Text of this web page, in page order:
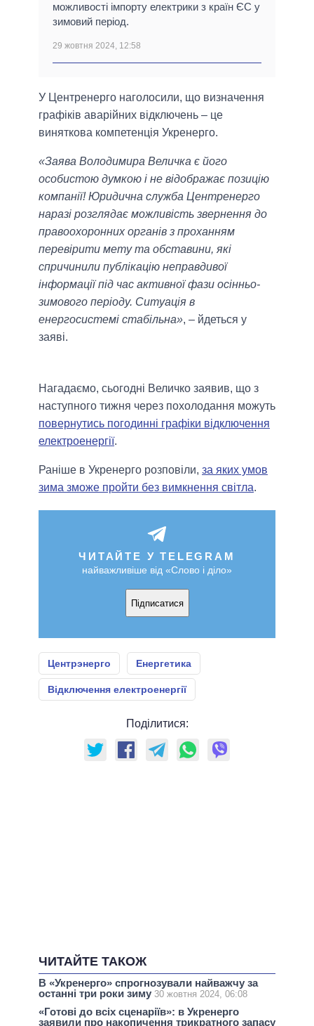
можливості імпорту електрики з країн ЄС у
зимовий період.
29 жовтня 2024, 12:58
У Центренерго наголосили, що визначення
графіків аварійних відключень – це
виняткова компетенція Укренерго.
«Заява Володимира Величка є його
особистою думкою і не відображає позицію
компанії! Юридична служба Центренерго
наразі розглядає можливість звернення до
правоохоронних органів з проханням
перевірити мету та обставини, які
спричинили публікацію неправдивої
інформації під час активної фази осінньо-
зимового періоду. Ситуація в
енергосистемі стабільна», – йдеться у
заяві.
Нагадаємо, сьогодні Величко заявив, що з
наступного тижня через похолодання можуть
повернутись погодинні графіки відключення
електроенергії.
Раніше в Укренерго розповіли, за яких умов
зима зможе пройти без вимкнення світла.
ЧИТАЙТЕ У TELEGRAM
найважливіше від «Слово і діло»
Підписатися
Центрэнерго Енергетика
Відключення електроенергії
Поділитися:
ЧИТАЙТЕ ТАКОЖ
В «Укренерго» спрогнозували найважчу за
останні три роки зиму 30 жовтня 2024, 06:08
«Готові до всіх сценаріїв»: в Укренерго
заявили про накопичення трикратного запасу